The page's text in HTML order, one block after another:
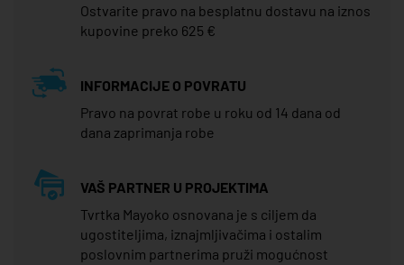
Ostvarite pravo na besplatnu dostavu na iznos
kupovine preko 625 €
INFORMACIJE O POVRATU
Pravo na povrat robe u roku od 14 dana od
dana zaprimanja robe
VAŠ PARTNER U PROJEKTIMA
Tvrtka Mayoko osnovana je s ciljem da
ugostiteljima, iznajmljivačima i ostalim
poslovnim partnerima pruži mogućnost